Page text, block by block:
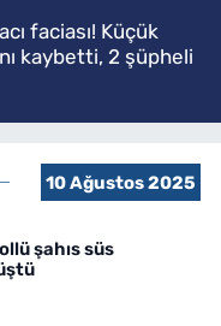
faciası! Küçük
kaybetti, 2 şüpheli
10 Ağustos 2025
şahıs süs